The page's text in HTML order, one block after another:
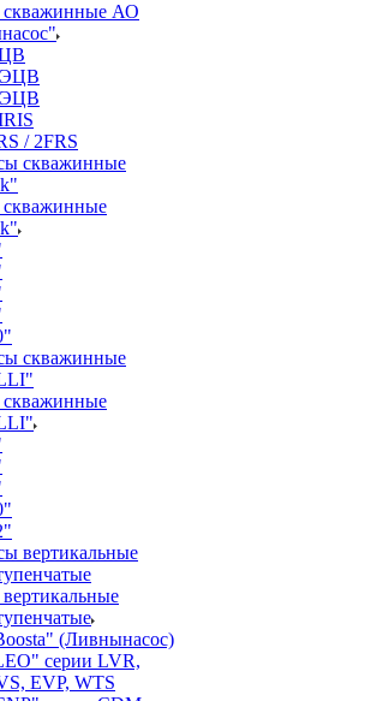
скважинные АО
/ 2FRS
(Ливнынасос)
серии LVR,
EVP, WTS